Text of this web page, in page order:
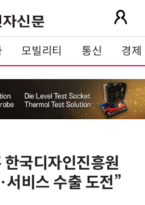
모빌리티 통신 경제
국디자인진흥원
서비스 수출 도전”